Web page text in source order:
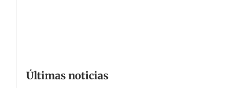
Últimas noticias